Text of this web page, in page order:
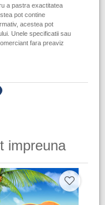
a pastra exactitatea
pot contine
acestea pot
Unele specificatii sau
fara preaviz
impreuna